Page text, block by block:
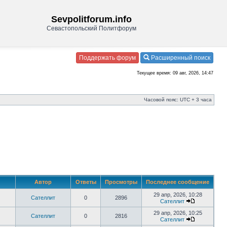
Sevpolitforum.info
Севастопольский Политфорум
Поддержать форум Расширенный поиск
Текущее время: 09 авг, 2026, 14:47
Часовой пояс: UTC + 3 часа
Автор Ответы Просмотры Последнее сообщение
Сателлит 0 2896
29 апр, 2026, 10:28
Сателлит
Сателлит 0 2816
29 апр, 2026, 10:25
Сателлит